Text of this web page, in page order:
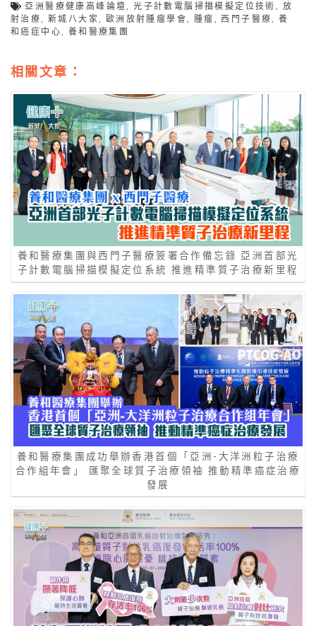
亞洲醫療健康高峰論壇,光子計數電腦掃描模擬定位技術 , 放
射治療,新城八大家, 歐洲放射腫瘤學會, 腫瘤 ,西門子醫療,養
和癌症中心, 養和醫療集團
相關文章：
養和醫療集團與西門子醫療簽署合作備忘錄 亞洲首部光
子計數電腦掃描模擬定位系統 推進精準質子治療新里程
養和醫療集團成功舉辦香港首個「亞洲-大洋洲粒子治療
合作組年會」 匯聚全球質子治療領袖 推動精準癌症治療
發展